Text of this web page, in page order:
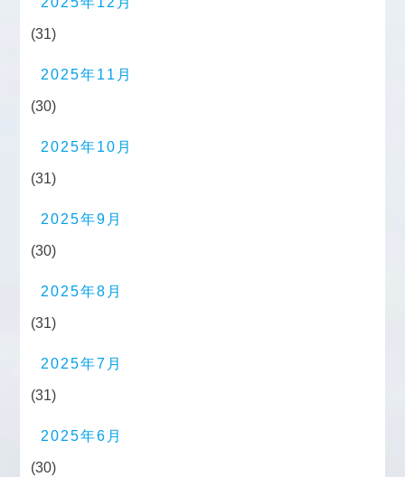
(31)
2025年11月
(30)
2025年10月
(31)
2025年9月
(30)
2025年8月
(31)
2025年7月
(31)
2025年6月
(30)